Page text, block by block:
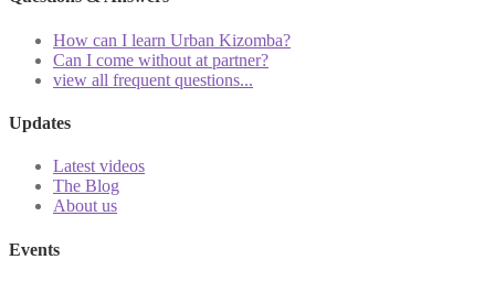
How can I learn Urban Kizomba?
Can I come without at partner?
view all frequent questions...
Updates
Latest videos
The Blog
About us
Events